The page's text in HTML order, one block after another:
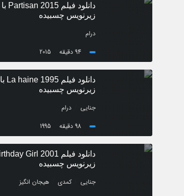
دانلود فیلم Partisan 2015 با
زیرنویس چسبیده
درام
94 دقیقه
2015
دانلود فیلم La haine 1995 با
زیرنویس چسبیده
جنایی
درام
98 دقیقه
1995
زیرنویس چسبیده
جنایی /کمدی
هیجان انگیز